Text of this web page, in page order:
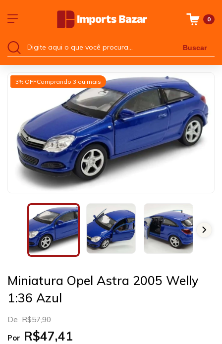
0
Buscar
3% OFFComprando 3 ou mais
Miniatura Opel Astra 2005 Welly
1:36 Azul
De R$57,90
Por R$47,41